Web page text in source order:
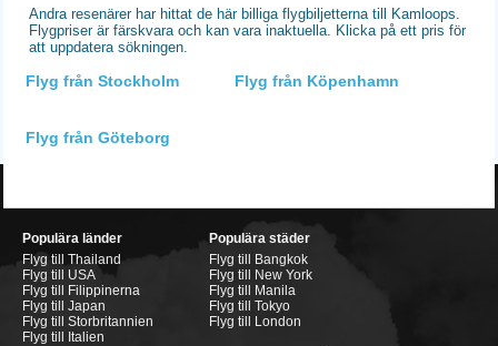
Andra resenärer har hittat de här billiga flygbiljetterna till Kamloops.
Flygpriser är färskvara och kan vara inaktuella. Klicka på ett pris för
att uppdatera sökningen.
Flyg från Stockholm Flyg från Köpenhamn
Flyg från Göteborg
Populära länder
Flyg till Thailand
Flyg till USA
Flyg till Filippinerna
Flyg till Japan
Flyg till Storbritannien
Flyg till Italien
Populära städer
Flyg till Bangkok
Flyg till New York
Flyg till Manila
Flyg till Tokyo
Flyg till London